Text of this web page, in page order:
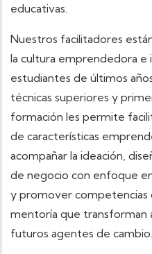
educativas.
Nuestros facilitadores
la cultura emprendedora e
estudiantes de últimos
técnicas superiores y
formación les permite
de características
acompañar la ideación,
de negocio con enfoque
y promover competencias
mentoría que transforman
futuros agentes de cambio.